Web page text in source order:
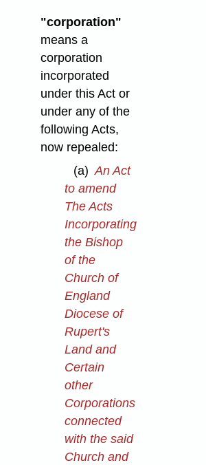
"corporation"
means a
corporation
incorporated
under this Act or
under any of the
following Acts,
now repealed:
(a) An Act
to amend
The Acts
Incorporating
the Bishop
of the
Church of
England
Diocese of
Rupert's
Land and
Certain
other
Corporations
connected
with the said
Church and